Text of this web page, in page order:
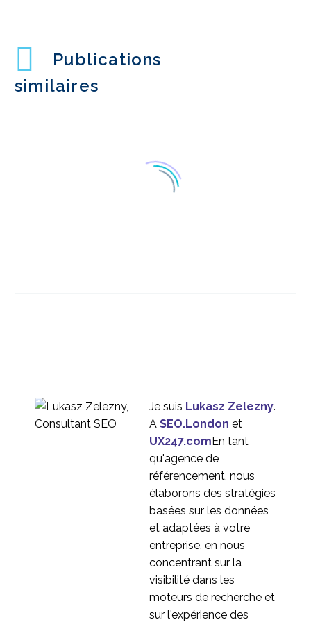
Publications
similaires
web réactif
0
04 Déc 2013
Le retour sur
investissement de
l'ergonomie mobile
0
Tests de convivialité
des casinos en Russie
2
Améliorer l'expérience
des utilisateurs mobiles
grâce au Responsive 0
Test d'utilisabilité
1
Je suis Lukasz Zelezny.
A SEO.London et
UX247.comEn tant
qu'agence de
référencement, nous
élaborons des stratégies
basées sur les données
et adaptées à votre
entreprise, en nous
concentrant sur la
visibilité dans les
moteurs de recherche et
sur l'expérience des